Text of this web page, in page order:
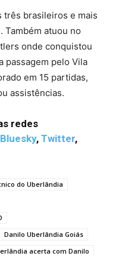
três brasileiros e mais
Também atuou no
onde conquistou
passagem pelo Vila
em 15 partidas,
assistências.
redes
Bluesky, Twitter,
do Uberlândia
Danilo Uberlândia Goiás
acerta com Danilo